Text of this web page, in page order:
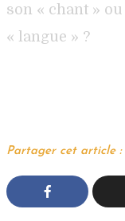
son « chant »
« langue » ?
Partager cet article :